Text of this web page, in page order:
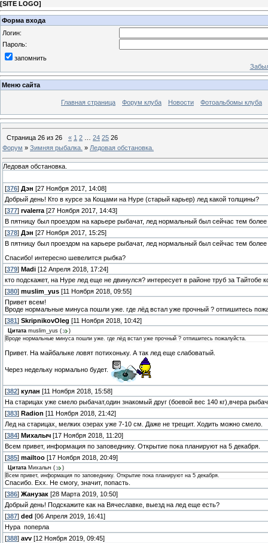
[SITE LOGO]
Форма входа
Логин:
Пароль:
запомнить
Меню сайта
Главная страница Форум клуба Новости Фотоальбомы клуба
Страница 26 из 26 « 1 2 24 25 26
Форум » Зимняя рыбалка. » Ледовая обстановка.
Ледовая обстановка.
[376] Дэн [27 Ноября 2017, 14:08]
Добрый день! Кто в курсе за Кощами на Нуре (старый карьер) лед какой толщины?
[377] rvalerra [27 Ноября 2017, 14:43]
В пятницу был проездом на карьере рыбачат, лед нормальный был сейчас тем
[378] Дэн [27 Ноября 2017, 15:25]
В пятницу был проездом на карьере рыбачат, лед нормальный был сейчас тем
Спасибо! интересно шевелится рыбка?
[379] Madi [12 Апреля 2018, 17:24]
кто подскажет, на Нуре лед еще не двинулся? интересует в районе труб за
[380] muslim_yus [11 Ноября 2018, 09:55]
Привет всем!
Вроде нормальные минуса пошли уже. где лёд встал уже прочный ? отпишитесь
[381 ] SkripnikovOleg [11 Ноября 2018, 10:42]
Цитата muslim_yus (
)
Вроде нормальные минуса пошли уже. где лёд встал уже прочный ? отпишитесь пожалуйста.
Привет. На майбалыке ловят потихоньку. А так лед еще слабоватый.
Через недельку нормально будет.
[382] кулан [11 Ноября 2018, 15:58]
На старицах уже смело рыбачат,один знакомый друг (боевой вес 140 кг),вчера
[383] Radion [11 Ноября 2018, 21:42]
Лед на старицах, мелких озерах уже 7-10 см. Даже не трещит. Ходить можно смело.
[384] Михалыч [17 Ноября 2018, 11:20]
Всем привет, информация по заповеднику. Открытие пока планируют на 5 декабря.
[385] mailtoo [17 Ноября 2018, 20:49]
Цитата Михалыч (
)
Всем привет, информация по заповеднику. Открытие пока планируют на 5 декабря.
Спасибо. Ехх. Не смогу, значит, попасть.
[386] Жанузак [28 Марта 2019, 10:50]
Добрый день! Подскажите как на Вячеславке, выезд на лед еще есть?
[387] ded [06 Апреля 2019, 16:41]
Нура поперла
[388] avv [12 Ноября 2019, 09:45]